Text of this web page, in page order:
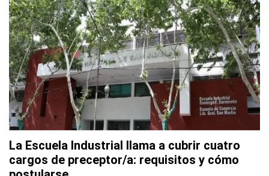
La Escuela Industrial llama a cubrir cuatro
cargos de preceptor/a: requisitos y cómo